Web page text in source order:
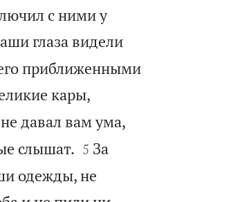
с ними у
глаза видели
приближенными
кары,
давал вам ума,
слышат.
5 За
одежды, не